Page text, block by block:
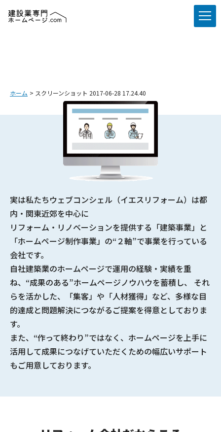
ホーム スクリーンショット 2017-06-28 17.24.40
実は私たちウェブコンシェル（イエスリフォーム）は都
内・関東近郊を中心に
リフォーム・リノベーションを提供する 「建築事業」と
「ホームページ制作事業」の“２軸”で事業を行っている
会社です。
自社建築業のホームページで運用の経験・実績を重
ね、 “成果のある”ホームページノウハウを蓄積し、 それ
らを活かした、「集客」や「人材獲得」など、多様な目
的達成と問題解決につながるご提案を得意としておりま
す。
また、“作って終わり”ではなく、ホームページを上手に
活用して成果につなげていただくための幅広いサポート
もご用意しております。